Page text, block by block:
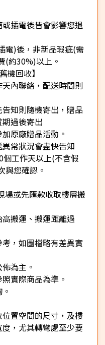
插電後皆會影響您退
電)後，非新品瑕疵(需
(約30%)以上。
機回收】
內聯絡，配送時間則
知則隨機寄出，贈品
過後寄出
原廠贈品活動。
常狀況會盡快告知
工作天以上(不含假
與您確認。
或先匯款收取樓層搬
搬運、搬運距離過
，如圖檔略有差異實
為主。
實際商品為準。
置空間的尺寸，及樓
，尤其轉彎處至少要